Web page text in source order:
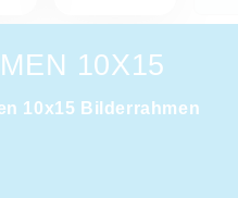
10X15
10x15 Bilderrahmen